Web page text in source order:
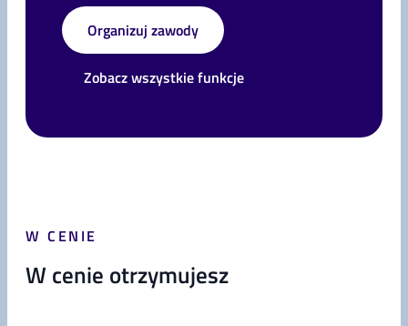
Organizuj zawody
Zobacz wszystkie funkcje
W CENIE
W cenie otrzymujesz